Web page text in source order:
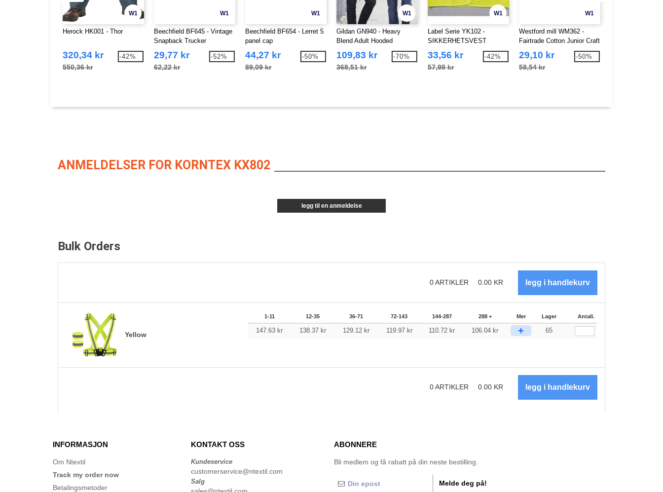
W1
Herock HK001 - Thor
320,34 kr
550,36 kr
-42%
W1
Beechfield BF645 - Vintage
Snapback Trucker
29,77 kr
62,22 kr
-52%
W1
Beechfield BF654 - Lerret 5
panel cap
44,27 kr
89,09 kr
-50%
W1
Gildan GN940 - Heavy
Blend Adult Hooded
109,83 kr
368,51 kr
-70%
W1
Label Serie YK102 -
SIKKERHETSVEST
33,56 kr
57,98 kr
-42%
W1
Westford mill WM362 -
Fairtrade Cotton Junior Craft
29,10 kr
58,54 kr
-50%
ANMELDELSER FOR KORNTEX KX802
legg til en anmeldelse
Bulk Orders
0ARTIKLER 0.00 KR
Yellow
1-11 12-35 36-71 72-143 144-287 288 + Mer Lager Antall.
147.63 kr 138.37 kr 129.12 kr 119.97 kr 110.72 kr 106.04 kr + 65
0ARTIKLER 0.00 KR
INFORMASJON
Om Ntextil
Track my order now
Betalingsmetoder
KONTAKT OSS
Kundeservice
customerservice@ntextil.com
Salg
ABONNERE
Bli medlem og få rabatt på din neste bestilling.
Melde deg på!